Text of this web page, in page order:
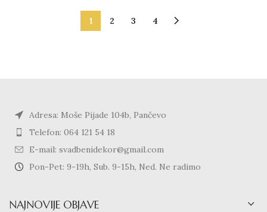
1 2 3 4
Adresa: Moše Pijade 104b, Pančevo
Telefon: 064 121 54 18
E-mail: svadbenidekor@gmail.com
Pon-Pet: 9-19h, Sub. 9-15h, Ned. Ne radimo
NAJNOVIJE OBJAVE